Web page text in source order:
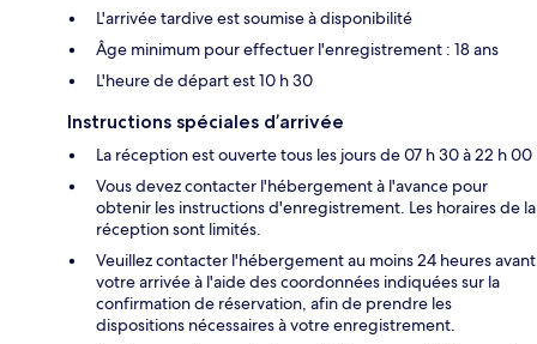
L'arrivée tardive est soumise à disponibilité
Âge minimum pour effectuer l'enregistrement : 18 ans
L'heure de départ est 10 h 30
Instructions spéciales d’arrivée
La réception est ouverte tous les jours de 07 h 30 à 22 h 00
Vous devez contacter l'hébergement à l'avance pour
obtenir les instructions d'enregistrement. Les horaires de la
réception sont limités.
Veuillez contacter l'hébergement au moins 24 heures avant
votre arrivée à l'aide des coordonnées indiquées sur la
confirmation de réservation, afin de prendre les
dispositions nécessaires à votre enregistrement.